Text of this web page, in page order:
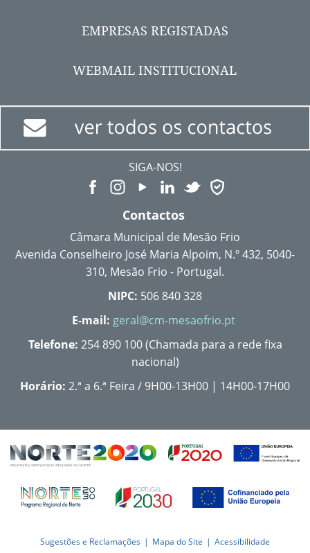
EMPRESAS REGISTADAS
WEBMAIL INSTITUCIONAL
SIGA-NOS!
Contactos
Câmara Municipal de Mesão Frio
Avenida Conselheiro José Maria Alpoim, N.º 432, 5040-
310, Mesão Frio - Portugal.
NIPC: 506 840 328
E-mail: geral@cm-mesaofrio.pt
Telefone: 254 890 100 (Chamada para a rede fixa
nacional)
Horário: 2.ª a 6.ª Feira / 9H00-13H00 | 14H00-17H00
Sugestões e Reclamações Mapa do Site Acessibilidade